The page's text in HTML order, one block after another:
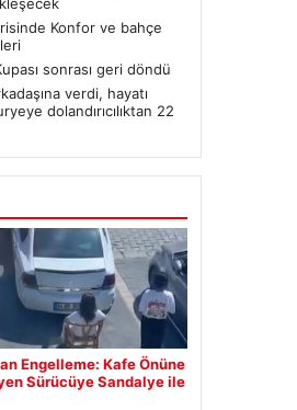
Konfor ve bahçe
sonrası geri döndü
verdi, hayatı
dolandırıcılıktan 22
Engelleme: Kafe Önüne
Sürücüye Sandalye ile